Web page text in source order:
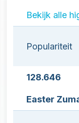
Bekijk alle
Populariteit
128.646
Easter